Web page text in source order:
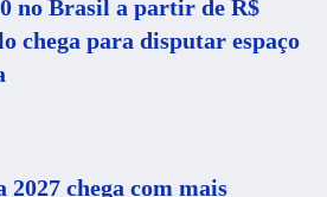
no Brasil a partir de R$
chega para disputar espaço
chega com mais